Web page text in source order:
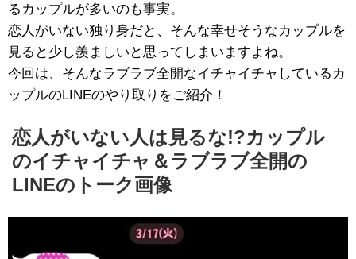
るカップルが多いのも事実。
恋人がいない独り身だと、そんな幸せそうなカップルを
見ると少し羨ましいと思ってしまいますよね。
今回は、そんなラブラブ全開なイチャイチャしているカ
ップルのLINEのやり取りをご紹介！
恋人がいない人は見るな!?カップル
のイチャイチャ＆ラブラブ全開の
LINEのトーク画像